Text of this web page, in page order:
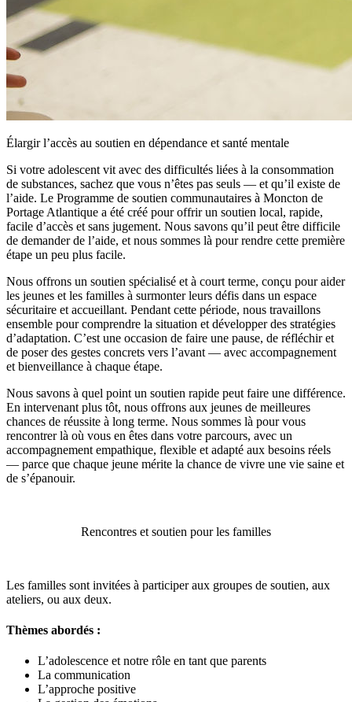
Élargir l’accès au soutien en dépendance et santé mentale
Si votre adolescent vit avec des difficultés liées à la consommation
de substances, sachez que vous n’êtes pas seuls — et qu’il existe de
l’aide. Le Programme de soutien communautaires à Moncton de
Portage Atlantique a été créé pour offrir un soutien local, rapide,
facile d’accès et sans jugement. Nous savons qu’il peut être difficile
de demander de l’aide, et nous sommes là pour rendre cette première
étape un peu plus facile.
Nous offrons un soutien spécialisé et à court terme, conçu pour aider
les jeunes et les familles à surmonter leurs défis dans un espace
sécuritaire et accueillant. Pendant cette période, nous travaillons
ensemble pour comprendre la situation et développer des stratégies
d’adaptation. C’est une occasion de faire une pause, de réfléchir et
de poser des gestes concrets vers l’avant — avec accompagnement
et bienveillance à chaque étape.
Nous savons à quel point un soutien rapide peut faire une différence.
En intervenant plus tôt, nous offrons aux jeunes de meilleures
chances de réussite à long terme. Nous sommes là pour vous
rencontrer là où vous en êtes dans votre parcours, avec un
accompagnement empathique, flexible et adapté aux besoins réels
— parce que chaque jeune mérite la chance de vivre une vie saine et
de s’épanouir.
Rencontres et soutien pour les familles
Les familles sont invitées à participer aux groupes de soutien, aux
ateliers, ou aux deux.
Thèmes abordés :
L’adolescence et notre rôle en tant que parents
La communication
L’approche positive